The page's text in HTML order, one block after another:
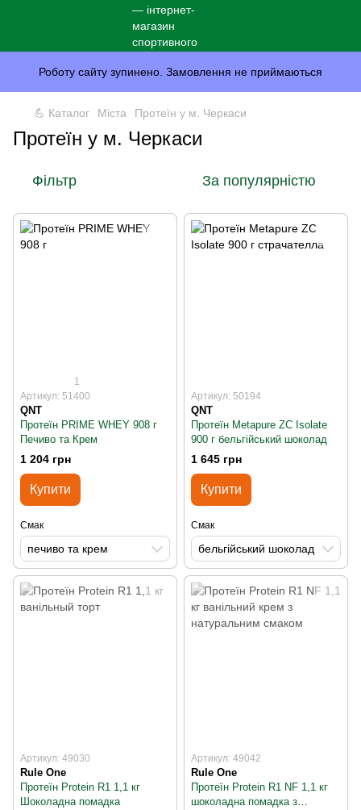
Роботу сайту зупинено. Замовлення не приймаються
💪 Каталог Міста Протеїн у м. Черкаси
Протеїн у м. Черкаси
Фільтр За популярністю
1
Артикул: 51400
QNT
Протеїн PRIME WHEY 908 г
Печиво та Крем
1 204 грн
Купити
Смак
печиво та крем
Артикул: 50194
QNT
Протеїн Metapure ZC Isolate
900 г бельгійський шоколад
1 645 грн
Купити
Смак
бельгійський шоколад
Артикул: 49030
Rule One
Протеїн Protein R1 1,1 кг
Шоколадна помадка
Артикул: 49042
Rule One
Протеїн Protein R1 NF 1,1 кг
шоколадна помадка з